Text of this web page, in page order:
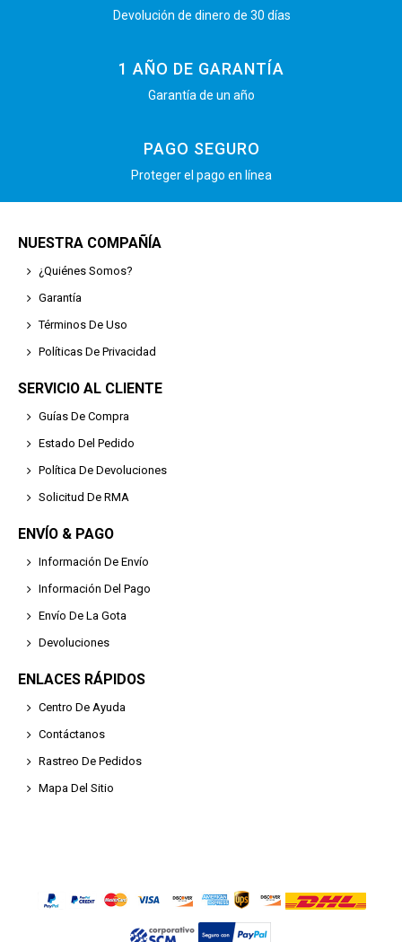
Devolución de dinero de 30 días
1 AÑO DE GARANTÍA
Garantía de un año
PAGO SEGURO
Proteger el pago en línea
NUESTRA COMPAÑÍA
¿Quiénes Somos?
Garantía
Términos De Uso
Políticas De Privacidad
SERVICIO AL CLIENTE
Guías De Compra
Estado Del Pedido
Política De Devoluciones
Solicitud De RMA
ENVÍO & PAGO
Información De Envío
Información Del Pago
Envío De La Gota
Devoluciones
ENLACES RÁPIDOS
Centro De Ayuda
Contáctanos
Rastreo De Pedidos
Mapa Del Sitio